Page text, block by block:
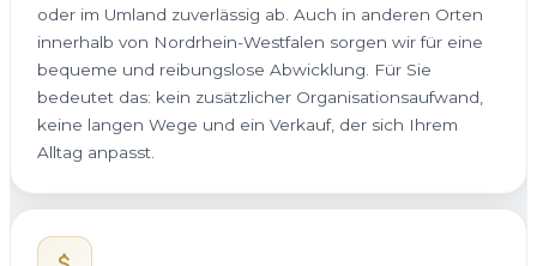
oder im Umland zuverlässig ab. Auch in anderen Orten
innerhalb von Nordrhein-Westfalen sorgen wir für eine
bequeme und reibungslose Abwicklung. Für Sie
bedeutet das: kein zusätzlicher Organisationsaufwand,
keine langen Wege und ein Verkauf, der sich Ihrem
Alltag anpasst.